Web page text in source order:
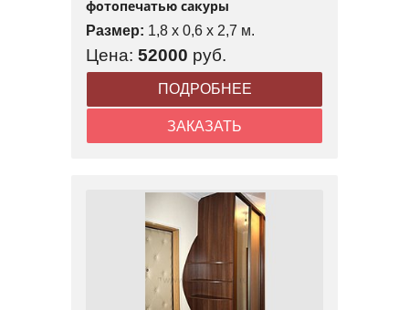
фотопечатью сакуры
Размер: 1,8 x 0,6 x 2,7 м.
Цена: 52000 руб.
ПОДРОБНЕЕ
ЗАКАЗАТЬ